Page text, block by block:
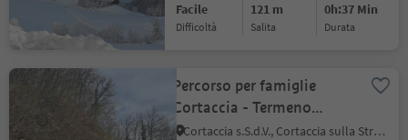
Facile
Difficoltà
121 m
Salita
0h:37 Min
durata
Percorso per famiglie
Cortaccia - Termeno
(Kastelaz)
Cortaccia s.S.d.V., Cortaccia sulla Strada del Vino, Strada del Vino